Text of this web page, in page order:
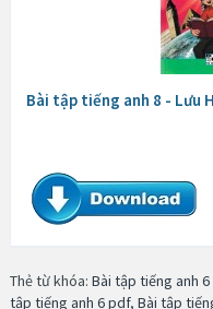
Bài tập tiếng anh 8 - Lưu
Thẻ từ khóa: Bài tập tiếng anh 6
tập tiếng anh 6 pdf, Bài tập